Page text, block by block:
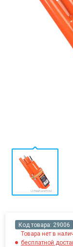
Код товара: 29006
Товара нет в
бесплатной